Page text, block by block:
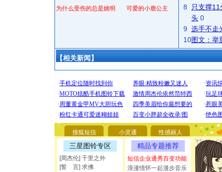
为什么受伤的总是姚明 可爱的小鹿公主
8
只支撑
头 0
9 选手不走
10图文：举
【相关新闻】
搜狐短信 小灵通 性感丽人
三星图铃专区
[周杰伦] 千里之外
[誓 言] 求佛
精品专题推荐
短信企业通秀百变功能
浪漫情怀一起漫步音乐
[圣诞节]
你太多
要平安！
[圣诞节]
能正大光
都要快乐
[圣诞节]